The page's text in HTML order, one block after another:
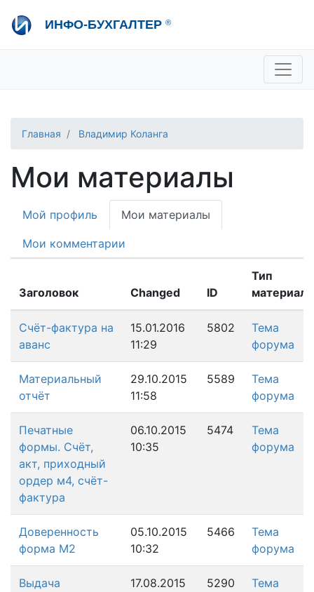
ИНФО-БУХГАЛТЕР ®
Отдел продаж
Консультации
Главная Владимир Коланга
Мои материалы
Primary
tabs
Мой профиль Мои материалы
Мои комментарии
Заголовок Changed ID
Тип
материала
Счёт-фактура на
аванс
15.01.2016
11:29
5802
Тема
форума
Материальный
отчёт
29.10.2015
11:58
5589
Тема
форума
Печатные
формы. Счёт,
акт, приходный
ордер м4, счёт-
фактура
06.10.2015
10:35
5474
Тема
форума
Доверенность
форма М2
05.10.2015
10:32
5466
Тема
форума
Выдача
17.08.2015
5290
Тема